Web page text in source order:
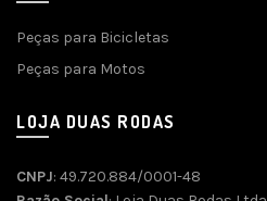
Peças para Bicicletas
Peças para Motos
LOJA DUAS RODAS
CNPJ: 49.720.884/0001-48